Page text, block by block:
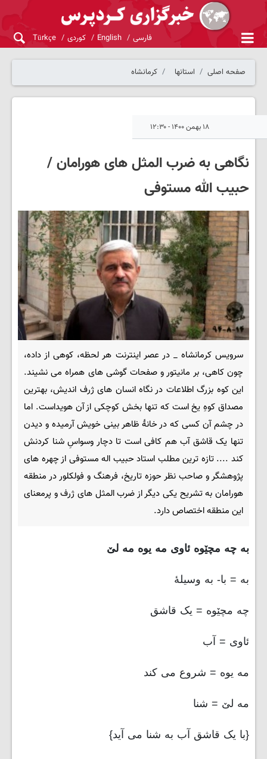
فارسی English کوردی Türkçe
صفحه اصلی استانها کرمانشاه
۱۸ بهمن ۱۴۰۰ - ۱۲:۳۰
نگاهی به ضرب المثل های هورامان /
حبیب الله مستوفی
سرویس کرمانشاه _ در عصر اینترنت هر لحظه، کوهی از داده،
چون کاهی، بر مانیتور و صفحات گوشی های همراه می نشیند.
این کوه بزرگ اطلاعات در نگاه انسان های ژرف اندیش، بهترین
مصداق کوهِ یخ است که تنها بخش کوچکی از آن هویداست. اما
در چشم آن کسی که در خانۀ ظاهر بینی خویش آرمیده و دیدن
تنها یک قاشق آب هم کافی است تا دچار وسواسِ شنا کردنش
کند .... تازه ترین مطلب استاد حبیب اله مستوفی از چهره های
پژوهشگر و صاحب نظر حوزه تاریخ، فرهنگ و فولکلور در منطقه
هورامان به تشریح یکی دیگر از ضرب المثل های ژرف و پرمعنای
این منطقه اختصاص دارد.
به چه مچێوه ئاوی مه یوه مه لێ
به = با- به وسیلۀ
چه مچێوه = یک قاشق
ئاوی = آب
مه یوه = شروع می کند
مه لێ = شنا
{با یک قاشق آب به شنا می آید}